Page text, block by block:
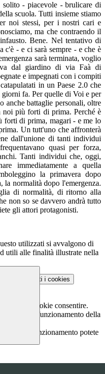
solito - piacevole - brulicare di
scuola. Tutti insieme stiamo
noi stessi, per i nostri cari e
ma che contraendo il
Bene. Nel tentativo di
- e ci sarà sempre - e che è
sarà terminata, voglio
dal giardino di via Faà di
e impegnati con i compiti
in un Paese 2.0 che
giorni fa. Per quelle di Voi e per
anche battaglie personali, oltre
più forti di prima. Perché è
forti di prima, magari - e me lo
Un tutt'uno che affronterà
dall'unione di tanti individui
quasi per forza,
Tanti individui che, oggi,
immediatamente a quella
la primavera dopo
la normalità dopo l'emergenza.
di normalità, di ritorno alla
non so se davvero andrà tutto
gli attori protagonisti.
utilizzati si avvalgono di
utili alle finalità illustrate nella
Accetta tutti i cookies
quali cookie consentire.
il funzionamento della
al funzionamento potete